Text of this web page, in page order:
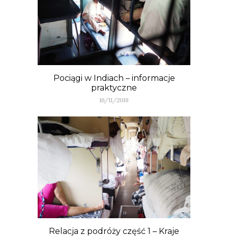
Pociągi w Indiach – informacje
praktyczne
16/11/2018
Relacja z podróży część 1 – Kraje